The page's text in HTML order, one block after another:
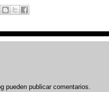
pueden publicar comentarios.